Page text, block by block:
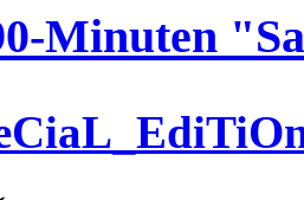
Minuten